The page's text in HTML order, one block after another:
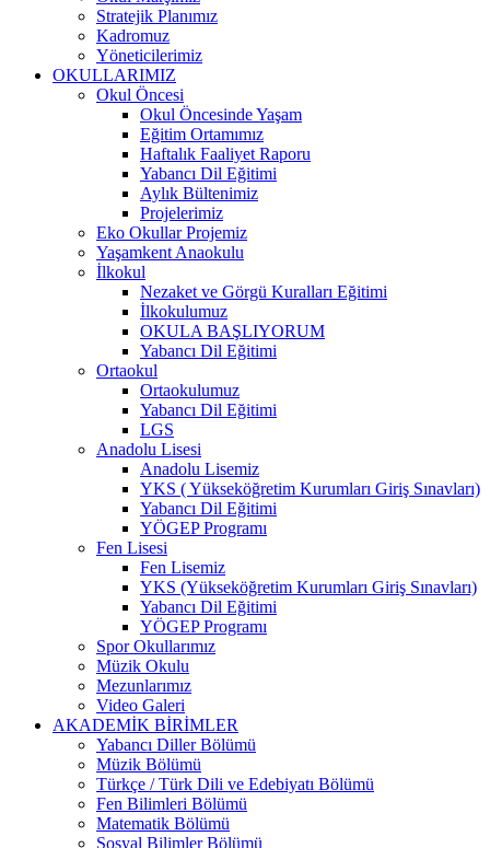
Stratejik Planımız
Kadromuz
Yöneticilerimiz
OKULLARIMIZ
Okul Öncesi
Okul Öncesinde Yaşam
Eğitim Ortamımız
Haftalık Faaliyet Raporu
Yabancı Dil Eğitimi
Aylık Bültenimiz
Projelerimiz
Eko Okullar Projemiz
Yaşamkent Anaokulu
İlkokul
Nezaket ve Görgü Kuralları Eğitimi
İlkokulumuz
OKULA BAŞLIYORUM
Yabancı Dil Eğitimi
Ortaokul
Ortaokulumuz
Yabancı Dil Eğitimi
LGS
Anadolu Lisesi
Anadolu Lisemiz
YKS ( Yükseköğretim Kurumları Giriş Sınavları)
Yabancı Dil Eğitimi
YÖGEP Programı
Fen Lisesi
Fen Lisemiz
YKS (Yükseköğretim Kurumları Giriş Sınavları)
Yabancı Dil Eğitimi
YÖGEP Programı
Spor Okullarımız
Müzik Okulu
Mezunlarımız
Video Galeri
AKADEMİK BİRİMLER
Yabancı Diller Bölümü
Müzik Bölümü
Türkçe / Türk Dili ve Edebiyatı Bölümü
Fen Bilimleri Bölümü
Matematik Bölümü
Sosyal Bilimler Bölümü